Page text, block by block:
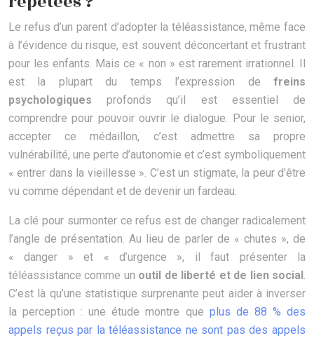
Le refus d’un parent d’adopter la téléassistance, même face
à l’évidence du risque, est souvent déconcertant et frustrant
pour les enfants. Mais ce « non » est rarement irrationnel. Il
est la plupart du temps l’expression de freins
psychologiques profonds qu’il est essentiel de
comprendre pour pouvoir ouvrir le dialogue. Pour le senior,
accepter ce médaillon, c’est admettre sa propre
vulnérabilité, une perte d’autonomie et c’est symboliquement
« entrer dans la vieillesse ». C’est un stigmate, la peur d’être
vu comme dépendant et de devenir un fardeau.
La clé pour surmonter ce refus est de changer radicalement
l’angle de présentation. Au lieu de parler de « chutes », de
« danger » et « d’urgence », il faut présenter la
téléassistance comme un outil de liberté et de lien social.
C’est là qu’une statistique surprenante peut aider à inverser
la perception : une étude montre que plus de 88 % des
appels reçus par la téléassistance ne sont pas des appels